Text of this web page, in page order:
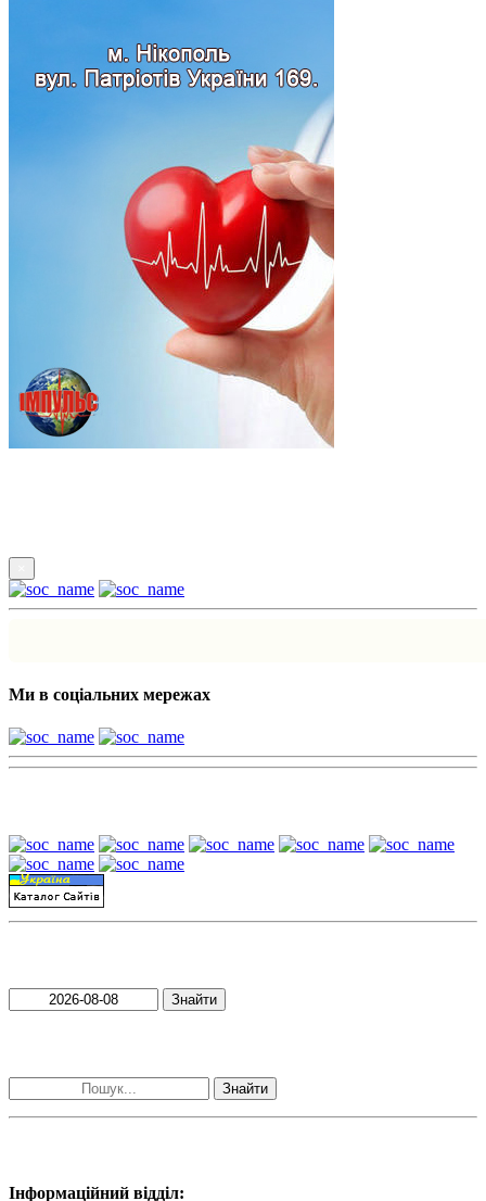
Ми в соціальних мережах
Знайти
Знайти
Інформаційний відділ: